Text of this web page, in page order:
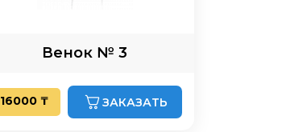
Венок № 3
16000 ₸ ЗАКАЗАТЬ